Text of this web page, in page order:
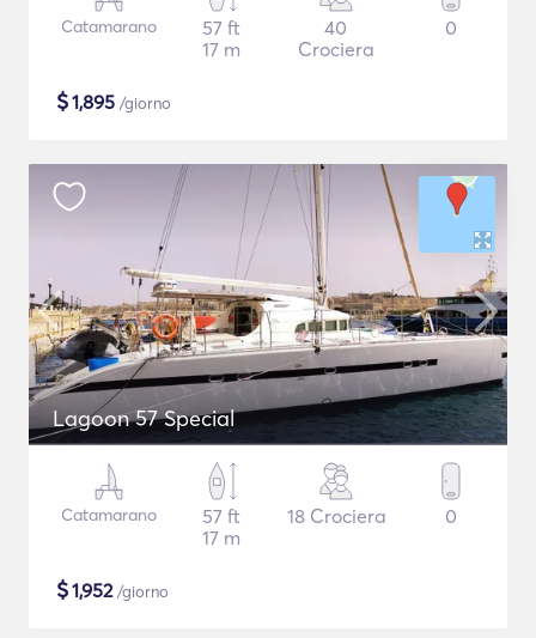
Catamarano
57 ft
17 m
40
Crociera
0
$1,895 /giorno
Lagoon 57 Special
Catamarano
57 ft
17 m
18 Crociera 0
$1,952/giorno